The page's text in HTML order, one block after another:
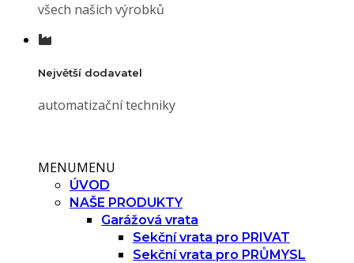
všech našich výrobků
Největší dodavatel
automatizační techniky
MENUMENU
ÚVOD
NAŠE PRODUKTY
Garážová vrata
Sekční vrata pro PRIVAT
Sekční vrata pro PRŮMYSL